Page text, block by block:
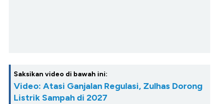
Saksikan video di bawah ini:
Video: Atasi Ganjalan Regulasi, Zulhas Dorong
Listrik Sampah di 2027